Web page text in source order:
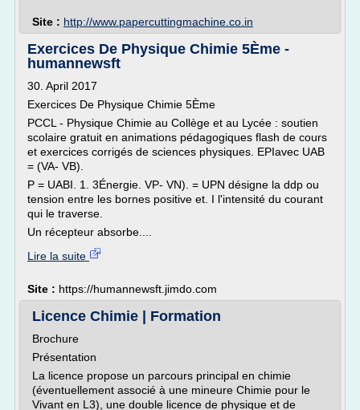
Site : http://www.papercuttingmachine.co.in
Exercices De Physique Chimie 5Ème -
humannewsft
30. April 2017
Exercices De Physique Chimie 5Ème
PCCL - Physique Chimie au Collège et au Lycée : soutien
scolaire gratuit en animations pédagogiques flash de cours
et exercices corrigés de sciences physiques. EPIavec UAB
= (VA- VB).
P = UABI. 1. 3Énergie. VP- VN). = UPN désigne la ddp ou
tension entre les bornes positive et. I l'intensité du courant
qui le traverse.
Un récepteur absorbe....
Lire la suite
Site : https://humannewsft.jimdo.com
Licence Chimie | Formation
Brochure
Présentation
La licence propose un parcours principal en chimie
(éventuellement associé à une mineure Chimie pour le
Vivant en L3), une double licence de physique et de